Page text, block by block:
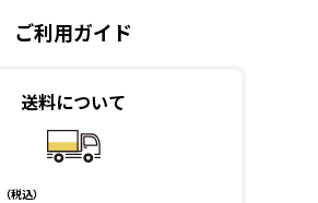
ご利用ガイド
送料について
（税込）